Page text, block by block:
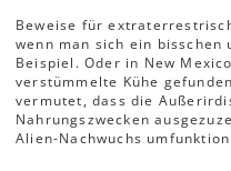
Beweise für
wenn man sich ein bisschen
Beispiel. Oder in New
verstümmelte Kühe
vermutet, dass die
Nahrungszwecken
Alien-Nachwuchs